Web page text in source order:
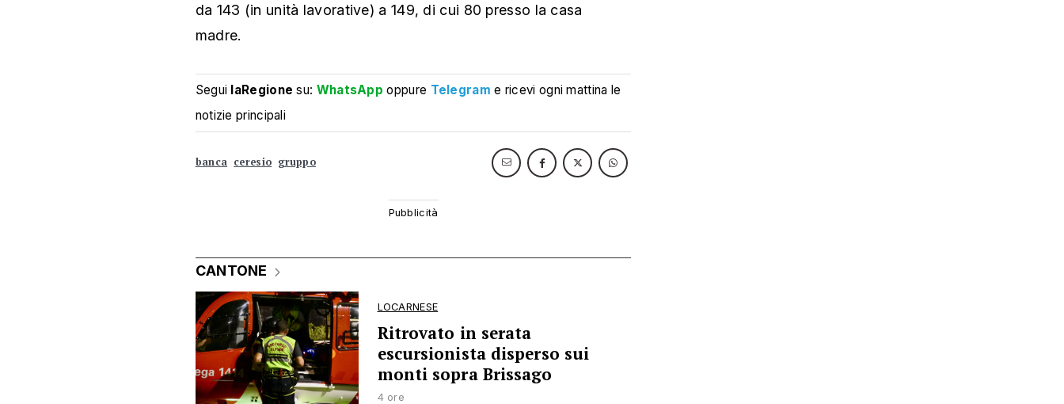
da 143 (in unità lavorative) a 149, di cui 80 presso la casa
madre.
Segui laRegione su: WhatsApp oppure Telegram e ricevi ogni mattina le
notizie principali
banca ceresio gruppo
CANTONE
LOCARNESE
Ritrovato in serata
escursionista disperso sui
monti sopra Brissago
4 ore